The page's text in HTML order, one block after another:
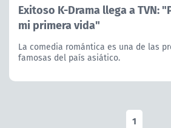
Exitoso K-Drama llega a TVN:
mi primera vida"
La comedia romántica es una de las
famosas del país asiático.
1